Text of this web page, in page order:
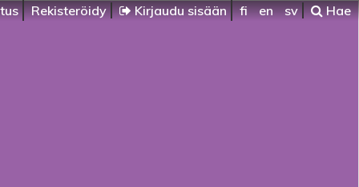
Rekisteröidy Kirjaudu sisään fi en sv Hae